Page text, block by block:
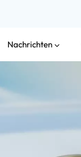
Nachrichten